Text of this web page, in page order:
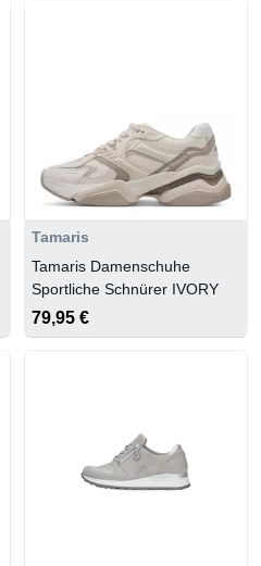
Tamaris
Tamaris Damenschuhe
Sportliche Schnürer IVORY
79,95 €